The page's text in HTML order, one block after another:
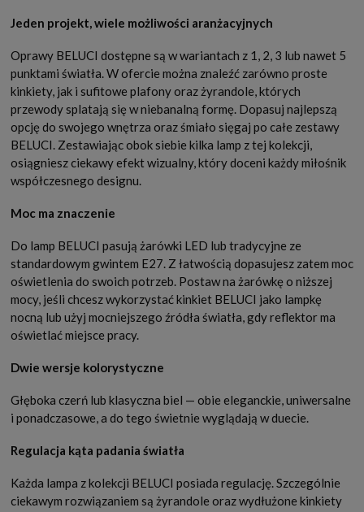
Jeden projekt, wiele możliwości aranżacyjnych
Oprawy BELUCI dostępne są w wariantach z 1, 2, 3 lub nawet 5
punktami światła. W ofercie można znaleźć zarówno proste
kinkiety, jak i sufitowe plafony oraz żyrandole, których
przewody splatają się w niebanalną formę. Dopasuj najlepszą
opcję do swojego wnętrza oraz śmiało sięgaj po całe zestawy
BELUCI. Zestawiając obok siebie kilka lamp z tej kolekcji,
osiągniesz ciekawy efekt wizualny, który doceni każdy miłośnik
współczesnego designu.
Moc ma znaczenie
Do lamp BELUCI pasują żarówki LED lub tradycyjne ze
standardowym gwintem E27. Z łatwością dopasujesz zatem moc
oświetlenia do swoich potrzeb. Postaw na żarówkę o niższej
mocy, jeśli chcesz wykorzystać kinkiet BELUCI jako lampkę
nocną lub użyj mocniejszego źródła światła, gdy reflektor ma
oświetlać miejsce pracy.
Dwie wersje kolorystyczne
Głęboka czerń lub klasyczna biel — obie eleganckie, uniwersalne
i ponadczasowe, a do tego świetnie wyglądają w duecie.
Regulacja kąta padania światła
Każda lampa z kolekcji BELUCI posiada regulację. Szczególnie
ciekawym rozwiązaniem są żyrandole oraz wydłużone kinkiety